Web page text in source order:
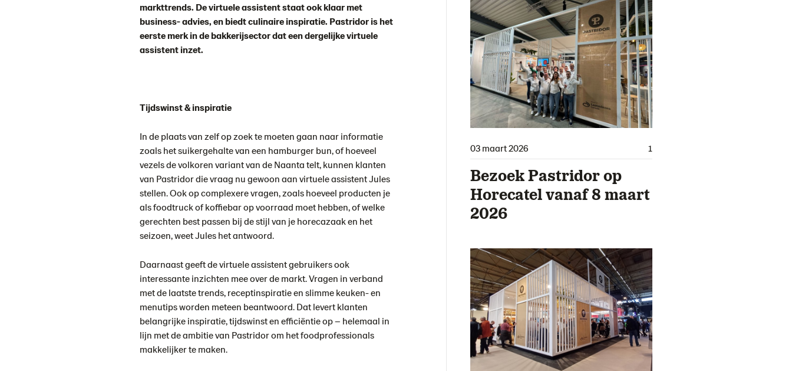
markttrends. De virtuele assistent staat ook klaar met
business- advies, en biedt culinaire inspiratie. Pastridor is het
eerste merk in de bakkerijsector dat een dergelijke virtuele
assistent inzet.
Tijdswinst & inspiratie
In de plaats van zelf op zoek te moeten gaan naar informatie
zoals het suikergehalte van een hamburger bun, of hoeveel
vezels de volkoren variant van de Naanta telt, kunnen klanten
van Pastridor die vraag nu gewoon aan virtuele assistent Jules
stellen. Ook op complexere vragen, zoals hoeveel producten je
als foodtruck of koffiebar op voorraad moet hebben, of welke
gerechten best passen bij de stijl van je horecazaak en het
seizoen, weet Jules het antwoord.
Daarnaast geeft de virtuele assistent gebruikers ook
interessante inzichten mee over de markt. Vragen in verband
met de laatste trends, receptinspiratie en slimme keuken- en
menutips worden meteen beantwoord. Dat levert klanten
belangrijke inspiratie, tijdswinst en efficiëntie op – helemaal in
lijn met de ambitie van Pastridor om het foodprofessionals
makkelijker te maken.
03 maart 2026 1
Bezoek Pastridor op
Horecatel vanaf 8 maart
2026